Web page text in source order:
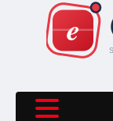
content